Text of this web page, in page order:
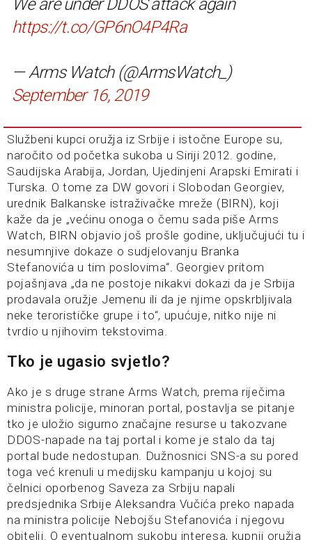
We are under DDOS attack again
https://t.co/GP6nO4P4Ra
— Arms Watch (@ArmsWatch_)
September 16, 2019
Službeni kupci oružja iz Srbije i istočne Europe su,
naročito od početka sukoba u Siriji 2012. godine,
Saudijska Arabija, Jordan, Ujedinjeni Arapski Emirati i
Turska. O tome za DW govori i Slobodan Georgiev,
urednik Balkanske istraživačke mreže (BIRN), koji
kaže da je „većinu onoga o čemu sada piše Arms
Watch, BIRN objavio još prošle godine, uključujući tu i
nesumnjive dokaze o sudjelovanju Branka
Stefanovića u tim poslovima“. Georgiev pritom
pojašnjava „da ne postoje nikakvi dokazi da je Srbija
prodavala oružje Jemenu ili da je njime opskrbljivala
neke terorističke grupe i to“, upućuje, nitko nije ni
tvrdio u njihovim tekstovima.
Tko je ugasio svjetlo?
Ako je s druge strane Arms Watch, prema riječima
ministra policije, minoran portal, postavlja se pitanje
tko je uložio sigurno značajne resurse u takozvane
DDOS-napade na taj portal i kome je stalo da taj
portal bude nedostupan. Dužnosnici SNS-a su pored
toga već krenuli u medijsku kampanju u kojoj su
čelnici oporbenog Saveza za Srbiju napali
predsjednika Srbije Aleksandra Vučića preko napada
na ministra policije Nebojšu Stefanovića i njegovu
obitelji. O eventualnom sukobu interesa, kupnji oružja